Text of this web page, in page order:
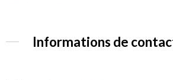
Informations de